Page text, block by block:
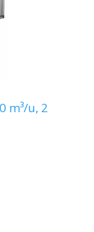
m³/u, 2